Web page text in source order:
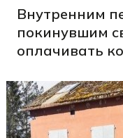
Внутренним
покинувшим
оплачивать